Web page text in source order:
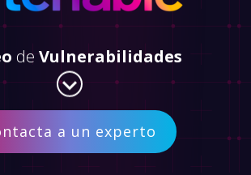
de Vulnerabilidades
a un experto